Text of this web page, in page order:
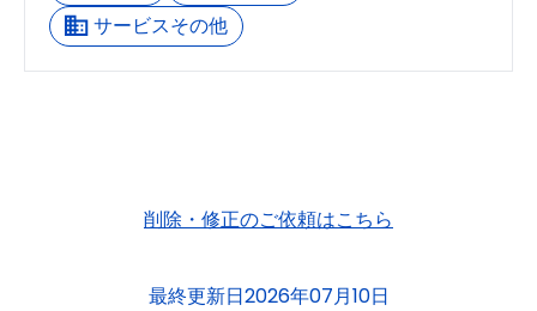
サービスその他
削除・修正のご依頼はこちら
最終更新日2026年07月10日